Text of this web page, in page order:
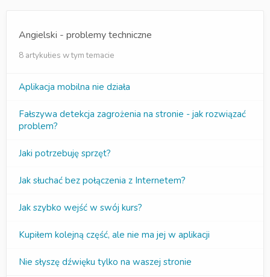
Angielski - problemy techniczne
8 artykułies w tym temacie
Aplikacja mobilna nie działa
Fałszywa detekcja zagrożenia na stronie - jak rozwiązać
problem?
Jaki potrzebuję sprzęt?
Jak słuchać bez połączenia z Internetem?
Jak szybko wejść w swój kurs?
Kupiłem kolejną część, ale nie ma jej w aplikacji
Nie słyszę dźwięku tylko na waszej stronie